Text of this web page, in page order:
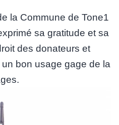
la Commune de Tone1
sa gratitude et sa
des donateurs et
bon usage gage de la